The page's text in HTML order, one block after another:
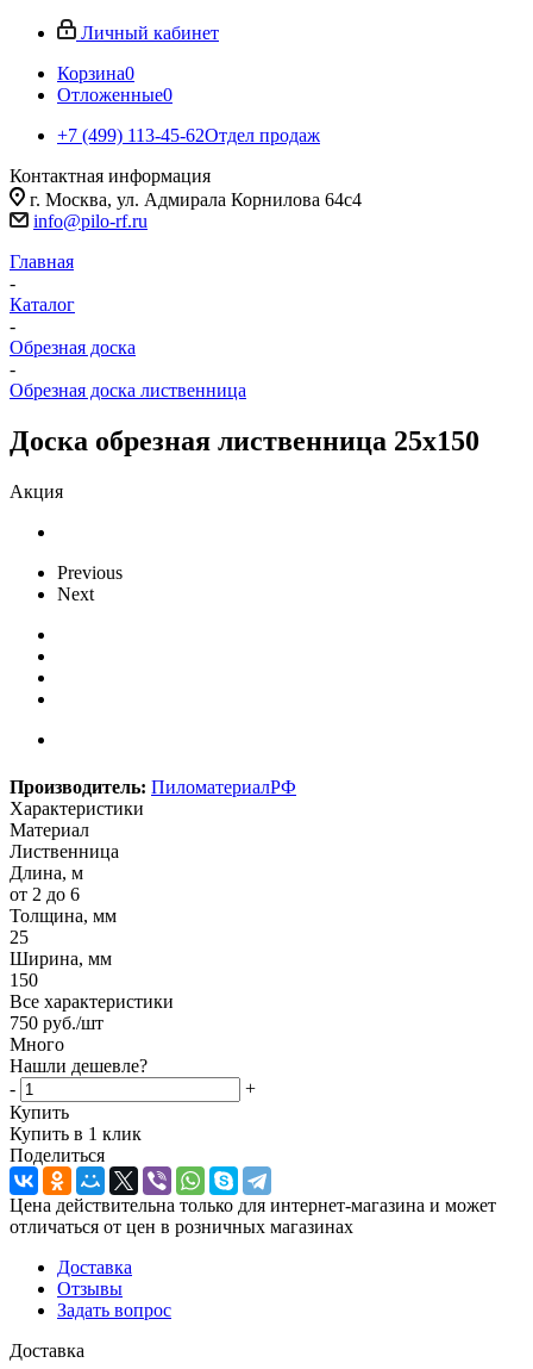
Личный кабинет
Корзина0
Отложенные0
+7 (499) 113-45-62Отдел продаж
Контактная информация
г. Москва, ул. Адмирала Корнилова 64с4
info@pilo-rf.ru
Главная
-
Каталог
-
Обрезная доска
-
Обрезная доска лиственница
Доска обрезная лиственница 25х150
Акция
Previous
Next
Производитель: ПиломатериалРФ
Характеристики
Материал
Лиственница
Длина, м
от 2 до 6
Толщина, мм
25
Ширина, мм
150
Все характеристики
750 руб./шт
Много
Нашли дешевле?
-
+
Купить
Купить в 1 клик
Поделиться
Цена действительна только для интернет-магазина и может
отличаться от цен в розничных магазинах
Доставка
Отзывы
Задать вопрос
Доставка